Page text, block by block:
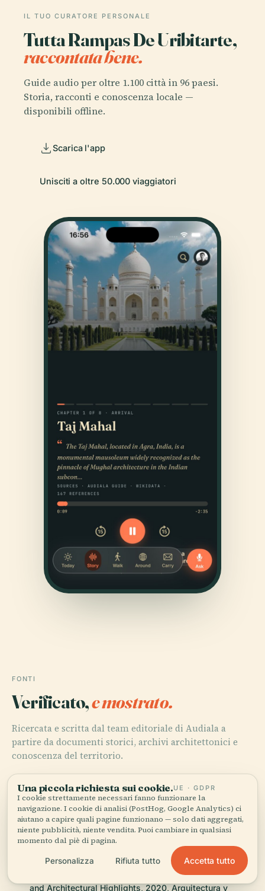
IL TUO CURATORE PERSONALE
Tutta Rampas De Uribitarte,
raccontata bene.
Guide audio per oltre 1.100 città in 96 paesi.
Storia, racconti e conoscenza locale —
disponibili offline.
Scarica l'app
Unisciti a oltre 50.000 viaggiatori
FONTI
Verificato,e mostrato.
Ricercata e scritta dal team editoriale di Audiala a
partire da documenti storici, archivi architettonici e
conoscenza del territorio.
Visiting the Rampas de Uribitarte in Bilbao: History,
Tickets, and Travel Tips, 2024, Deia
Rampas de Uribitarte Bilbao: Visiting Hours, Tickets,
and Architectural Highlights, 2020, Arquitectura y
Una piccola richiesta sui cookie.UE · GDPR
I cookie strettamente necessari fanno funzionare la
navigazione. I cookie di analisi (PostHog, Google Analytics) ci
aiutano a capire quali pagine funzionano — solo dati aggregati,
niente pubblicità, niente vendita. Puoi cambiare in qualsiasi
momento dal piè di pagina.
Personalizza Rifiuta tutto Accetta tutto